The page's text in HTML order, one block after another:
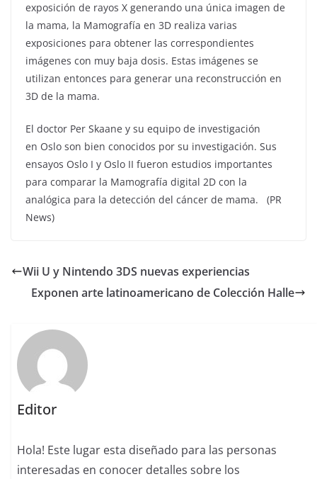
exposición de rayos X generando una única imagen de
la mama, la Mamografía en 3D realiza varias
exposiciones para obtener las correspondientes
imágenes con muy baja dosis. Estas imágenes se
utilizan entonces para generar una reconstrucción en
3D de la mama.
El doctor Per Skaane y su equipo de investigación
en Oslo son bien conocidos por su investigación. Sus
ensayos Oslo I y Oslo II fueron estudios importantes
para comparar la Mamografía digital 2D con la
analógica para la detección del cáncer de mama. (PR
News)
Wii U y Nintendo 3DS nuevas experiencias
Exponen arte latinoamericano de Colección Halle
Editor
Hola! Este lugar esta diseñado para las personas
interesadas en conocer detalles sobre los